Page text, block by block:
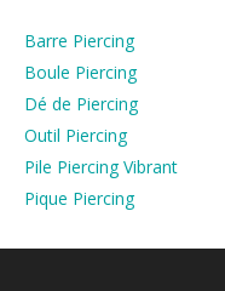
Barre Piercing
Boule Piercing
Dé de Piercing
Outil Piercing
Pile Piercing Vibrant
Pique Piercing